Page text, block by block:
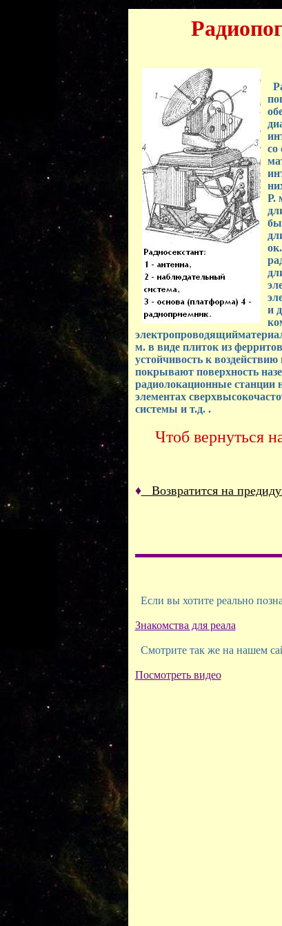
со
Р.
и
м. в виде плиток из
устойчивость к
покрывают поверхность
радиолокационные станции
элементах
системы и т.д. .
Чтоб вернуться
♦Возвратится на
Если вы хотите реально
Знакомства для реала
Смотрите так же на нашем
Посмотреть видео